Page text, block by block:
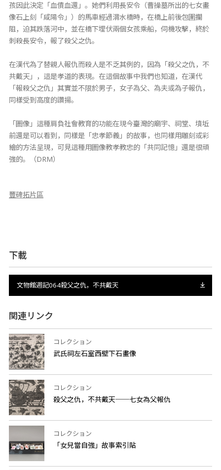
孩因此決定「血債血還」。她們利用長安令（曹操墓所出的七女畫
像石上刻「咸陽令」）的馬車經過渭水橋時，在橋上前後包圍攔
阻，迫其跌落河中，並在橋下埋伏兩個女孩乘船，伺機攻擊，終於
刺殺長安令，報了殺父之仇。
在漢代為了替親人報仇而殺人是不乏其例的，因為「殺父之仇，不
共戴天」，這是孝道的表現。在這個故事中我們也知道，在漢代
「報殺父之仇」其實並不限於男子，女子為父、為夫或為子報仇，
同樣受到高度的讚揚。
「圖像」這種肩負社會教育的功能在現今臺灣的廟宇、祠堂、墳坵
前還是可以看到，同樣是「忠孝節義」的故事，也同樣用雕刻或彩
繪的方法呈現，可見這種用圖像教孝教忠的「共同記憶」還是很頑
強的。（DRM）
豐碑拓片區
下載
文物館週記064殺父之仇，不共戴天
関連リンク
コレクション
武氏祠左石室西壁下石畫像
コレクション
殺父之仇，不共戴天──七女為父報仇
コレクション
「女兒當自強」故事索引貼